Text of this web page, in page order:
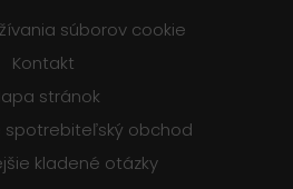
súborov cookie
Kontakt
stránok
spotrebiteľský obchod
kladené otázky